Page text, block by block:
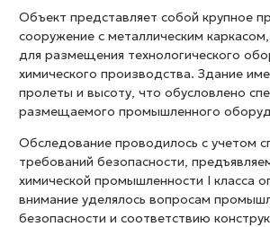
Объект представляет собой крупное
сооружение с металлическим
для размещения технологического
химического производства. Здание
пролеты и высоту, что обусловлено
размещаемого промышленного
Обследование проводилось с учетом
требований безопасности,
химической промышленности I класса
внимание уделялось вопросам
безопасности и соответствию